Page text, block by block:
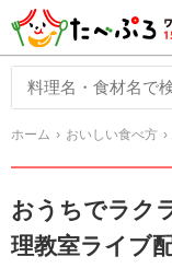
ホーム おいしい食べ方
おうちでラク
理教室ライブ